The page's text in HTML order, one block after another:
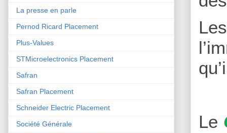
Le
La presse en parle
Pernod Ricard Placement
Plus-Values
STMicroelectronics Placement
Safran
Safran Placement
Schneider Electric Placement
Société Générale